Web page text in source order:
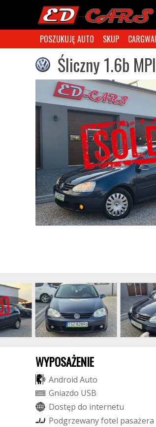
POSZUKUJĘ AUTO SKUP
Śliczny 1.6b
WYPOSAŻENIE
Android Auto
Gniazdo USB
Dostęp do internetu
Podgrzewanyfotel pasażera